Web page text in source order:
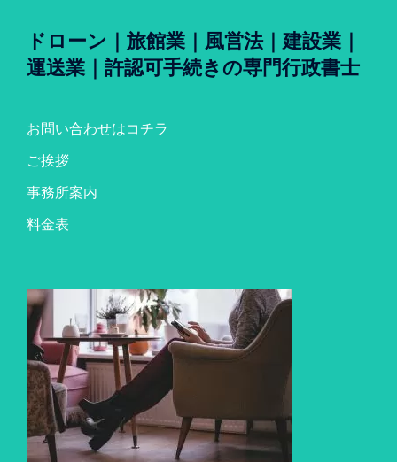
ドローン｜旅館業｜風営法｜建設業｜
運送業｜許認可手続きの専門行政書士
お問い合わせはコチラ
ご挨拶
事務所案内
料金表